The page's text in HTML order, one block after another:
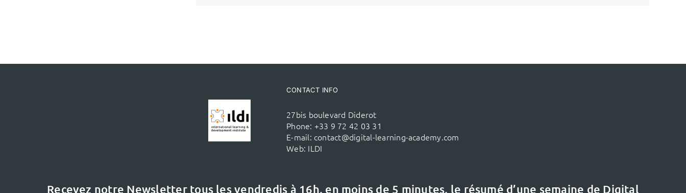
CONTACT INFO
27bis boulevard Diderot
Phone: +33 9 72 42 03 31
E-mail: contact@digital-learning-academy.com
Web: ILDI
Recevez notre Newsletter tous les vendredis à 16h, en moins de 5 minutes, le résumé d’une semaine de Digital